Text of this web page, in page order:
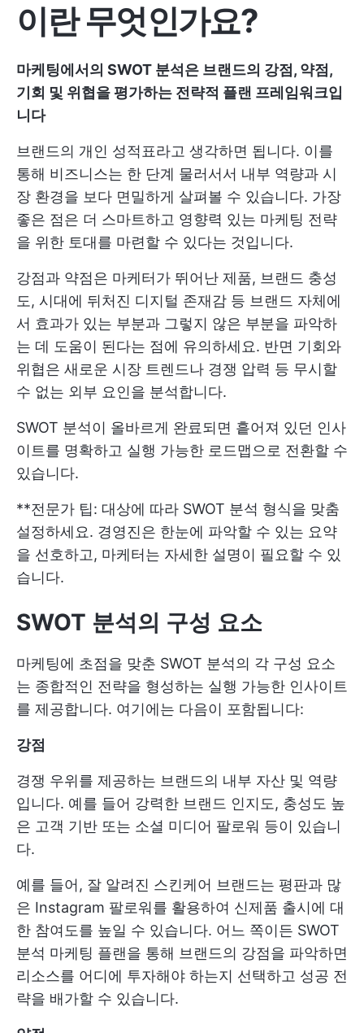
이란 무엇인가요?
마케팅에서의 SWOT 분석은 브랜드의 강점, 약점,
기회 및 위협을 평가하는 전략적 플랜 프레임워크입
니다
브랜드의 개인 성적표라고 생각하면 됩니다. 이를
통해 비즈니스는 한 단계 물러서서 내부 역량과 시
장 환경을 보다 면밀하게 살펴볼 수 있습니다. 가장
좋은 점은 더 스마트하고 영향력 있는 마케팅 전략
을 위한 토대를 마련할 수 있다는 것입니다.
강점과 약점은 마케터가 뛰어난 제품, 브랜드 충성
도, 시대에 뒤처진 디지털 존재감 등 브랜드 자체에
서 효과가 있는 부분과 그렇지 않은 부분을 파악하
는 데 도움이 된다는 점에 유의하세요. 반면 기회와
위협은 새로운 시장 트렌드나 경쟁 압력 등 무시할
수 없는 외부 요인을 분석합니다.
SWOT 분석이 올바르게 완료되면 흩어져 있던 인사
이트를 명확하고 실행 가능한 로드맵으로 전환할 수
있습니다.
**전문가 팁: 대상에 따라 SWOT 분석 형식을 맞춤
설정하세요. 경영진은 한눈에 파악할 수 있는 요약
을 선호하고, 마케터는 자세한 설명이 필요할 수 있
습니다.
SWOT 분석의 구성 요소
마케팅에 초점을 맞춘 SWOT 분석의 각 구성 요소
는 종합적인 전략을 형성하는 실행 가능한 인사이트
를 제공합니다. 여기에는 다음이 포함됩니다:
강점
경쟁 우위를 제공하는 브랜드의 내부 자산 및 역량
입니다. 예를 들어 강력한 브랜드 인지도, 충성도 높
은 고객 기반 또는 소셜 미디어 팔로워 등이 있습니
다.
예를 들어, 잘 알려진 스킨케어 브랜드는 평판과 많
은 Instagram 팔로워를 활용하여 신제품 출시에 대
한 참여도를 높일 수 있습니다. 어느 쪽이든 SWOT
분석 마케팅 플랜을 통해 브랜드의 강점을 파악하면
리소스를 어디에 투자해야 하는지 선택하고 성공 전
략을 배가할 수 있습니다.